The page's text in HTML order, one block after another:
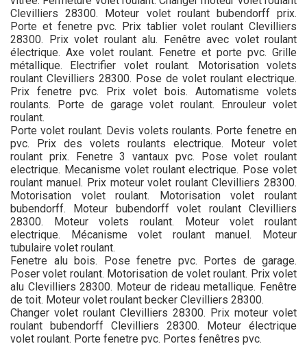
Clevilliers 28300. Moteur volet roulant bubendorff prix.
Porte et fenetre pvc. Prix tablier volet roulant Clevilliers
28300. Prix volet roulant alu. Fenêtre avec volet roulant
électrique. Axe volet roulant. Fenetre et porte pvc. Grille
métallique. Electrifier volet roulant. Motorisation volets
roulant Clevilliers 28300. Pose de volet roulant electrique.
Prix fenetre pvc. Prix volet bois. Automatisme volets
roulants. Porte de garage volet roulant. Enrouleur volet
roulant.
Porte volet roulant. Devis volets roulants. Porte fenetre en
pvc. Prix des volets roulants electrique. Moteur volet
roulant prix. Fenetre 3 vantaux pvc. Pose volet roulant
electrique. Mecanisme volet roulant electrique. Pose volet
roulant manuel. Prix moteur volet roulant Clevilliers 28300.
Motorisation volet roulant. Motorisation volet roulant
bubendorff. Moteur bubendorff volet roulant Clevilliers
28300. Moteur volets roulant. Moteur volet roulant
electrique. Mécanisme volet roulant manuel. Moteur
tubulaire volet roulant.
Fenetre alu bois. Pose fenetre pvc. Portes de garage.
Poser volet roulant. Motorisation de volet roulant. Prix volet
alu Clevilliers 28300. Moteur de rideau metallique. Fenêtre
de toit. Moteur volet roulant becker Clevilliers 28300.
Changer volet roulant Clevilliers 28300. Prix moteur volet
roulant bubendorff Clevilliers 28300. Moteur électrique
volet roulant. Porte fenetre pvc. Portes fenêtres pvc.